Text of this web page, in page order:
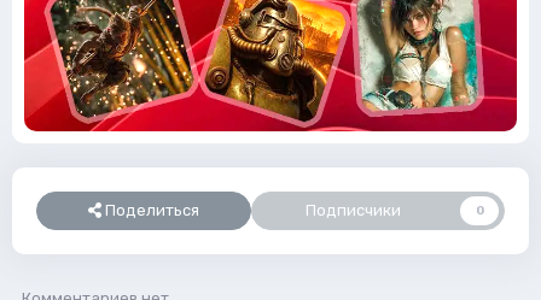
Поделиться Подписчики 0